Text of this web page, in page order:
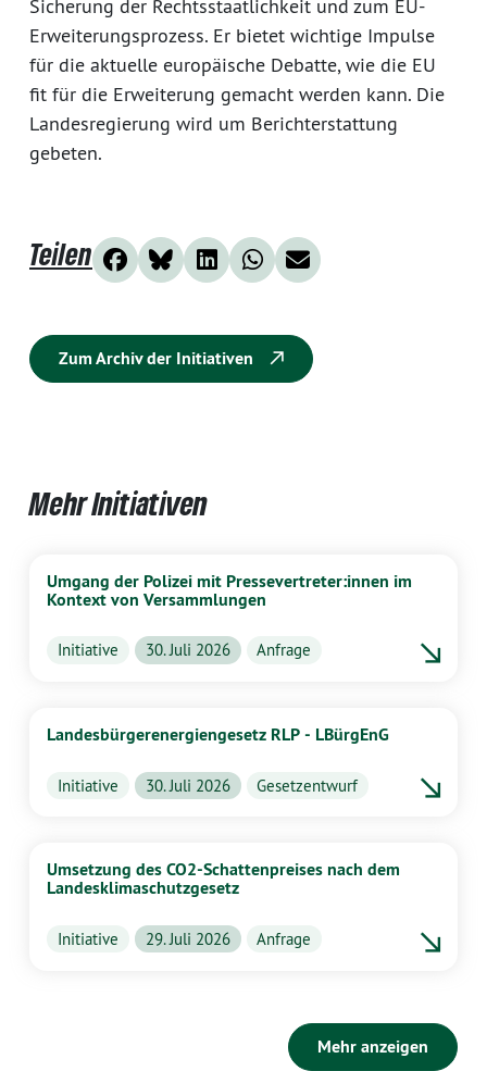
Sicherung der Rechtsstaatlichkeit und zum EU-
Erweiterungsprozess. Er bietet wichtige Impulse
für die aktuelle europäische Debatte, wie die EU
fit für die Erweiterung gemacht werden kann. Die
Landesregierung wird um Berichterstattung
gebeten.
Teilen
Zum Archiv der Initiativen
Mehr Initiativen
Umgang der Polizei mit Pressevertreter:innen im
Kontext von Versammlungen
Initiative 30. Juli 2026 Anfrage
Landesbürgerenergiengesetz RLP - LBürgEnG
Initiative 30. Juli 2026 Gesetzentwurf
Umsetzung des CO2-Schattenpreises nach dem
Landesklimaschutzgesetz
Initiative 29. Juli 2026 Anfrage
Mehr anzeigen